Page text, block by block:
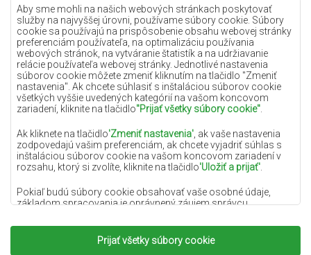
Aby sme mohli na našich webových stránkach poskytovať
služby na najvyššej úrovni, používame súbory cookie. Súbory
cookie sa používajú na prispôsobenie obsahu webovej stránky
preferenciám používateľa, na optimalizáciu používania
webových stránok, na vytváranie štatistík a na udržiavanie
relácie používateľa webovej stránky. Jednotlivé nastavenia
súborov cookie môžete zmeniť kliknutím na tlačidlo "Zmeniť
nastavenia". Ak chcete súhlasiť s inštaláciou súborov cookie
všetkých vyššie uvedených kategórií na vašom koncovom
zariadení, kliknite na tlačidlo"Prijať všetky súbory cookie"
Ak kliknete na tlačidlo'Zmeniť nastavenia' , ak vaše nastavenia
zodpovedajú vašim preferenciám, ak chcete vyjadriť súhlas s
inštaláciou súborov cookie na vašom koncovom zariadení v
rozsahu, ktorý si zvolíte, kliknite na tlačidlo'Uložiť a prijať'
Pokiaľ budú súbory cookie obsahovať vaše osobné údaje,
základom spracovania je oprávnený záujem správcu
podobe poskytovania vysokokvalitných služieb na našej
webovej stránke a marketingových aktivít správcu osobných
údajov a jeho dôveryhodných partnerov.
Prijať všetky súbory cookie
Lilac koberce
Žlté koberce
Mätové koberce
Modré koberce
Oranžové koberce
Ružové koberce
Šedé koberce
Terakotové koberce
Zelené koberce
Zlaté koberce
Copyright 2022Koberce Chemex.Všetky práva